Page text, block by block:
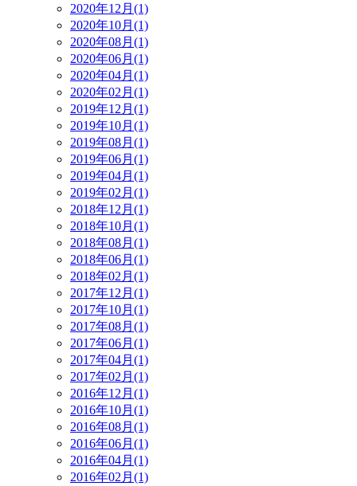
2020年12月(1)
2020年10月(1)
2020年08月(1)
2020年06月(1)
2020年04月(1)
2020年02月(1)
2019年12月(1)
2019年10月(1)
2019年08月(1)
2019年06月(1)
2019年04月(1)
2019年02月(1)
2018年12月(1)
2018年10月(1)
2018年08月(1)
2018年06月(1)
2018年02月(1)
2017年12月(1)
2017年10月(1)
2017年08月(1)
2017年06月(1)
2017年04月(1)
2017年02月(1)
2016年12月(1)
2016年10月(1)
2016年08月(1)
2016年06月(1)
2016年04月(1)
2016年02月(1)